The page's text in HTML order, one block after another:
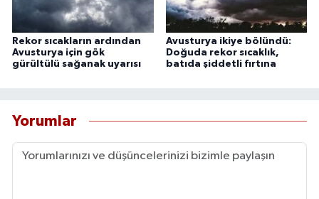
Rekor sıcakların ardından
Avusturya için gök
gürültülü sağanak uyarısı
Avusturya ikiye bölündü:
Doğuda rekor sıcaklık,
batıda şiddetli fırtına
Yorumlar